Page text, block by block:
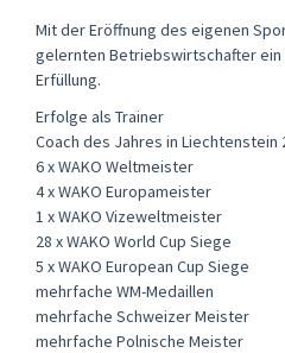
Mit der Eröffnung des eigenen
gelernten Betriebswirtschafter ein
Erfüllung.
Erfolge als Trainer
Coach des Jahres in Liechtenstein
6 x WAKO Weltmeister
4 x WAKO Europameister
1 x WAKO Vizeweltmeister
28 x WAKO World Cup Siege
5 x WAKO European Cup Siege
mehrfache WM-Medaillen
mehrfache Schweizer Meister
mehrfache Polnische Meister